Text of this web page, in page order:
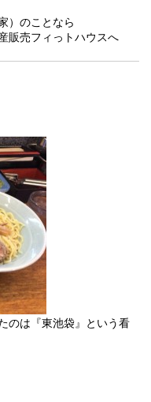
）のことなら
販売フィっトハウスへ
のは『東池袋』という看